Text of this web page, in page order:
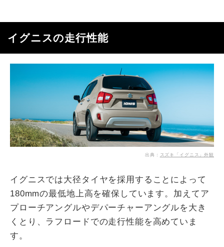
イグニスの走行性能
出典： スズキ「イグニス」外観
イグニスでは大径タイヤを採用することによって
180mmの最低地上高を確保しています。加えてア
プローチアングルやデパーチャーアングルを大き
くとり、ラフロードでの走行性能を高めていま
す。